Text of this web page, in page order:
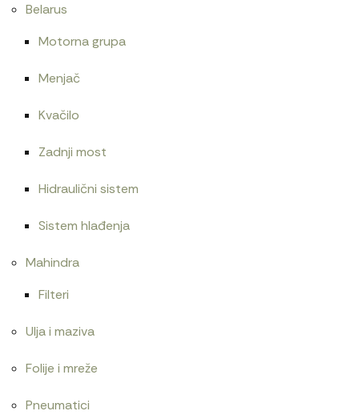
Belarus
Motorna grupa
Menjač
Kvačilo
Zadnji most
Hidraulični sistem
Sistem hlađenja
Mahindra
Filteri
Ulja i maziva
Folije i mreže
Pneumatici